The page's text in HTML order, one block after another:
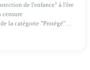
de l'enfance" à l'ère
la catégorie "Protégé"
complète au